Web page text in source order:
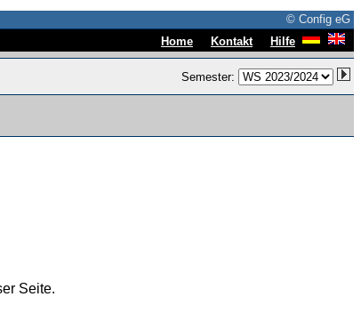
© Config eG
Home Kontakt Hilfe
Semester:
Seite.